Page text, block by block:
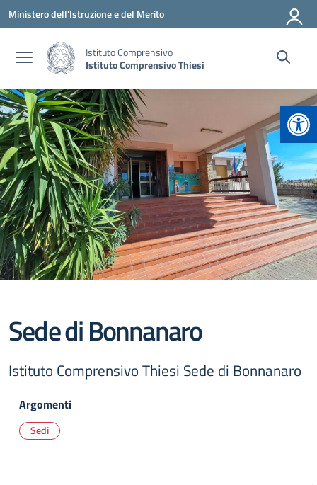
Vai ai contenuti
Vai al menu di navigazione
Vai al footer
Ministero dell'Istruzione e del Merito
Istituto Comprensivo
Istituto Comprensivo Thiesi
Sede di Bonnanaro
Istituto Comprensivo Thiesi Sede di Bonnanaro
Argomenti
Sedi